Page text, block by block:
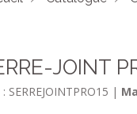
JOINT
: SERREJOINTPRO15 |